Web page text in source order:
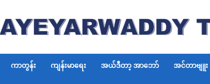
ကာတွန်း ကျန်းမာရေး အယ်ဒီတာ့ အာဘော် အင်တာဗျူး